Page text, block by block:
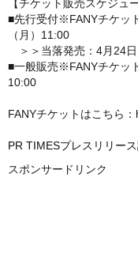
【チケット販売スケジュ
■先行受付※FANYチケッ
（月）11:00
＞＞当落発売：4月24
■一般販売※FANYチケッ
10:00
FANYチケットはこちら：
PR TIMESプレスリリー
スポンサードリンク